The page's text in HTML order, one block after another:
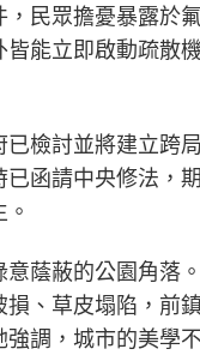
民眾擔憂暴露於
能立即啟動疏散
檢討並將建立跨
函請中央修法，
蔭蔽的公園角落
、草皮塌陷，前
調，城市的美學